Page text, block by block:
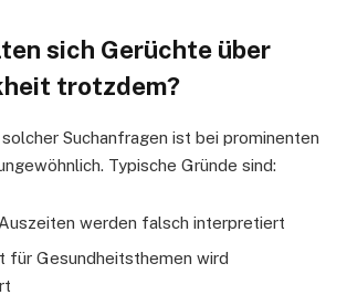
sich Gerüchte über
trotzdem?
Suchanfragen ist bei prominenten
Typische Gründe sind:
werden falsch interpretiert
für Gesundheitsthemen wird